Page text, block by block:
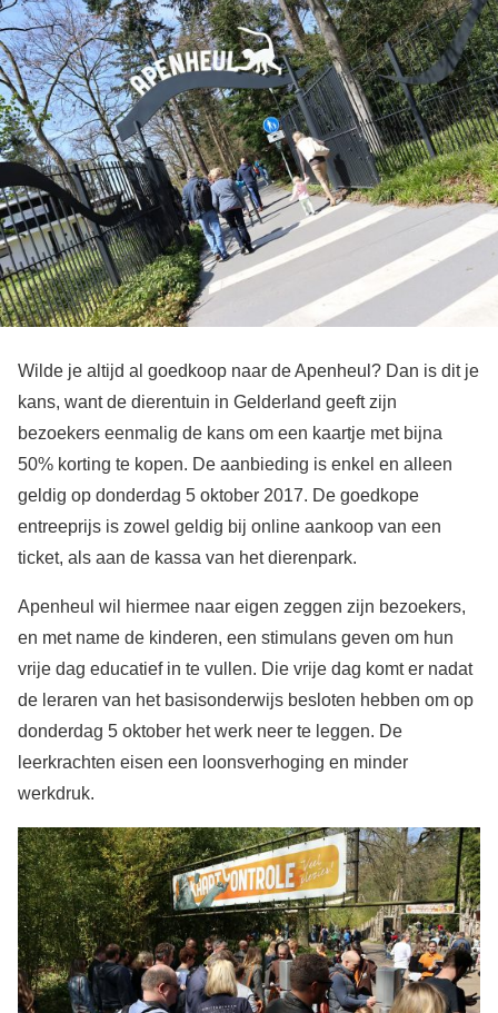
Wilde je altijd al goedkoop naar de Apenheul? Dan is dit je
kans, want de dierentuin in Gelderland geeft zijn
bezoekers eenmalig de kans om een kaartje met bijna
50% korting te kopen. De aanbieding is enkel en alleen
geldig op donderdag 5 oktober 2017. De goedkope
entreeprijs is zowel geldig bij online aankoop van een
ticket, als aan de kassa van het dierenpark.
Apenheul wil hiermee naar eigen zeggen zijn bezoekers,
en met name de kinderen, een stimulans geven om hun
vrije dag educatief in te vullen. Die vrije dag komt er nadat
de leraren van het basisonderwijs besloten hebben om op
donderdag 5 oktober het werk neer te leggen. De
leerkrachten eisen een loonsverhoging en minder
werkdruk.